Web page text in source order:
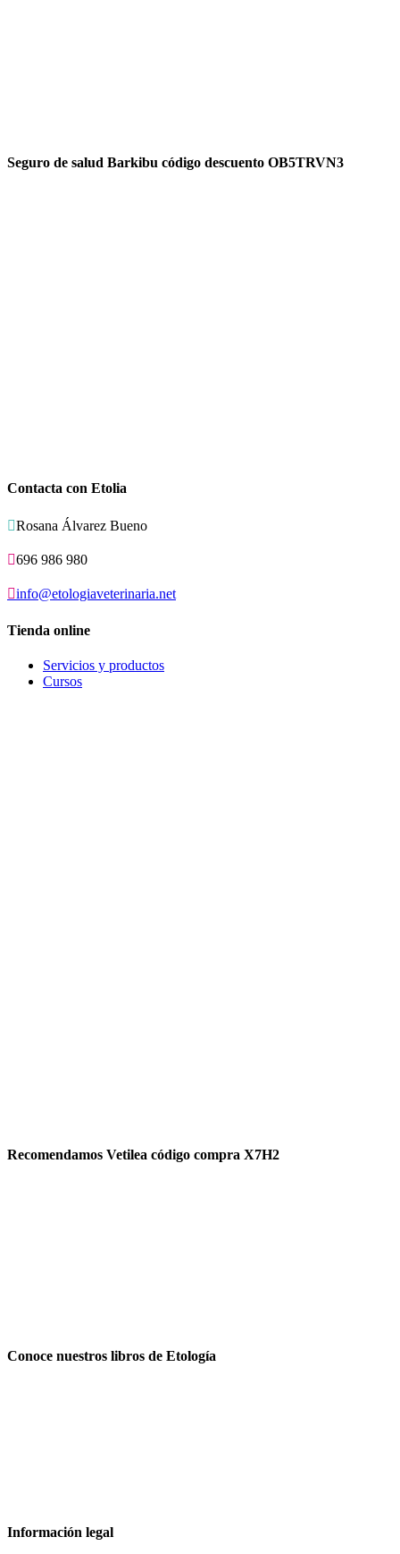
Seguro de salud Barkibu código descuento OB5TRVN3
Contacta con Etolia
Rosana Álvarez Bueno
696 986 980
info@etologiaveterinaria.net
Tienda online
Servicios y productos
Cursos
Recomendamos Vetilea código compra X7H2
Conoce nuestros libros de Etología
Información legal